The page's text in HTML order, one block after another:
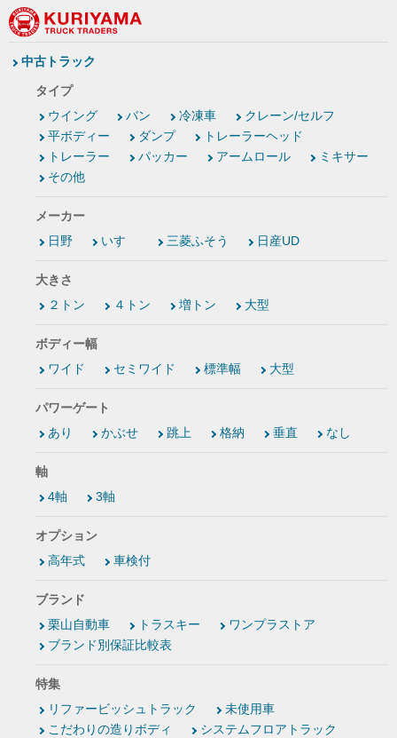
中古トラック
タイプ
ウイング
バン 冷凍車
クレーン/セルフ
平ボディー
ダンプ
トレーラーヘッド
トレーラー
パッカー アームロール
ミキサー
その他
メーカー
日野
いすゞ 三菱ふそう 日産UD
大きさ
２トン
４トン 増トン 大型
ボディー幅
ワイド
セミワイド 標準幅 大型
パワーゲート
あり
かぶせ 跳上 格納 垂直 なし
軸
4軸
3軸
オプション
高年式
車検付
ブランド
栗山自動車
トラスキー
ワンプラストア
ブランド別保証比較表
特集
リファービッシュトラック
未使用車
こだわりの造りボディ
システムフロアトラック